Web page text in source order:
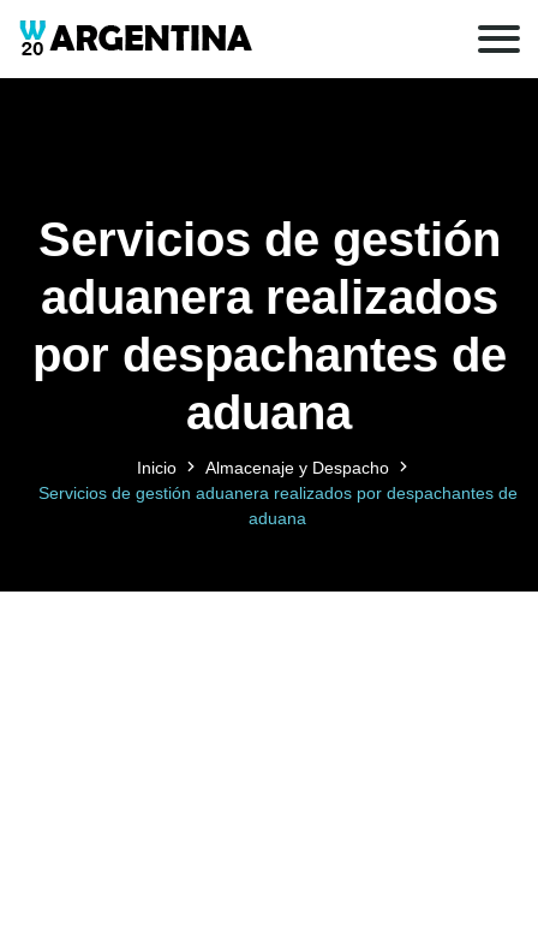
Servicios de gestión
aduanera realizados
por despachantes de
aduana
Inicio
Almacenaje y Despacho
Servicios de gestión aduanera realizados por despachantes de
aduana